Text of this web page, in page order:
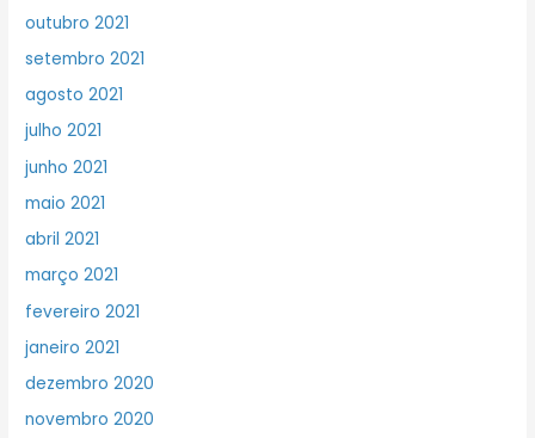
outubro 2021
setembro 2021
agosto 2021
julho 2021
junho 2021
maio 2021
abril 2021
março 2021
fevereiro 2021
janeiro 2021
dezembro 2020
novembro 2020